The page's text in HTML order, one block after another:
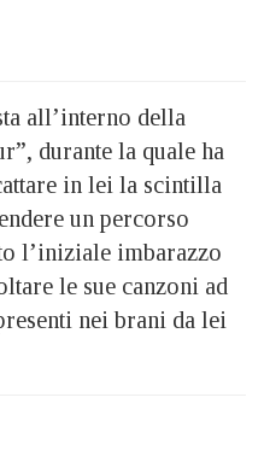
all’interno della
durante la quale ha
in lei la scintilla
un percorso
l’iniziale imbarazzo
le sue canzoni ad
nei brani da lei